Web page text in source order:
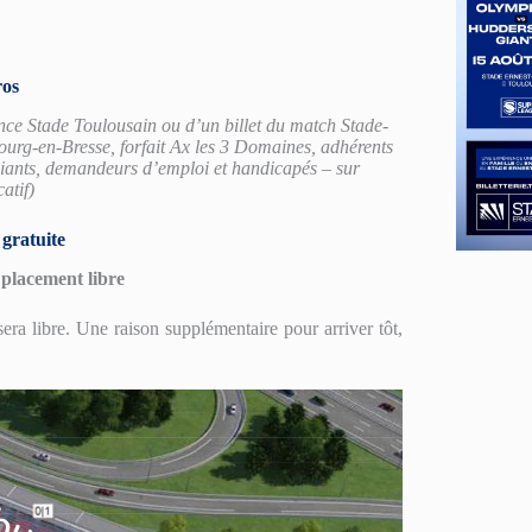
Stade Toulousain ou d’un billet du match Stade-
en-Bresse, forfait Ax les 3 Domaines, adhérents
demandeurs d’emploi et handicapés – sur
libre
libre. Une raison supplémentaire pour arriver tôt,